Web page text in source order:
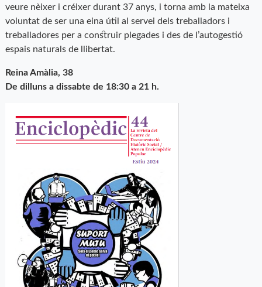
veure nèixer i créixer durant 37 anys, i torna amb la mateixa
voluntat de ser una eina útil al servei dels treballadors i
treballadores per a construir plegades i des de l’autogestió
espais naturals de llibertat.
Reina Amàlia, 38
De dilluns a dissabte de 18:30 a 21 h.